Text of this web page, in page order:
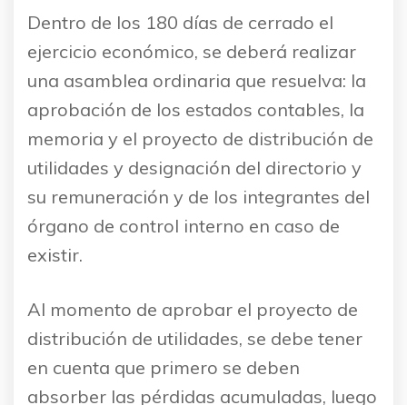
Dentro de los 180 días de cerrado el
ejercicio económico, se deberá realizar
una asamblea ordinaria que resuelva: la
aprobación de los estados contables, la
memoria y el proyecto de distribución de
utilidades y designación del directorio y
su remuneración y de los integrantes del
órgano de control interno en caso de
existir.
Al momento de aprobar el proyecto de
distribución de utilidades, se debe tener
en cuenta que primero se deben
absorber las pérdidas acumuladas, luego